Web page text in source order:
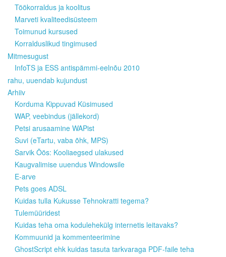
Töökorraldus ja koolitus
Marveti kvaliteedisüsteem
Toimunud kursused
Korralduslikud tingimused
Mitmesugust
InfoTS ja ESS antispämmi-eelnõu 2010
rahu, uuendab kujundust
Arhiiv
Korduma Kippuvad Küsimused
WAP, veebindus (jällekord)
Petsi arusaamine WAPist
Suvi (eTartu, vaba õhk, MPS)
Sarvik Öös: Kooliaegsed ulakused
Kaugvalimise uuendus Windowsile
E-arve
Pets goes ADSL
Kuidas tulla Kukusse Tehnokratti tegema?
Tulemüüridest
Kuidas teha oma kodulehekülg internetis leitavaks?
Kommuunid ja kommenteerimine
GhostScript ehk kuidas tasuta tarkvaraga PDF-faile teha